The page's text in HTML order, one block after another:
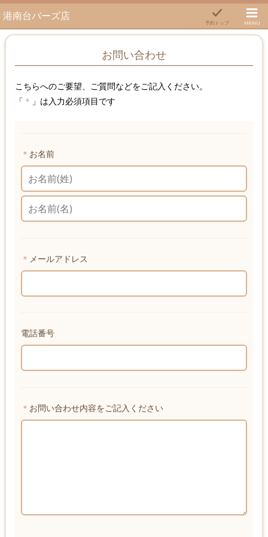
港南台バーズ店
予約トップ MENU
お問い合わせ
こちらへのご要望、ご質問などをご記入ください。
「 ＊ 」は入力必須項目です
＊ お名前
＊ メールアドレス
電話番号
＊ お問い合わせ内容をご記入ください